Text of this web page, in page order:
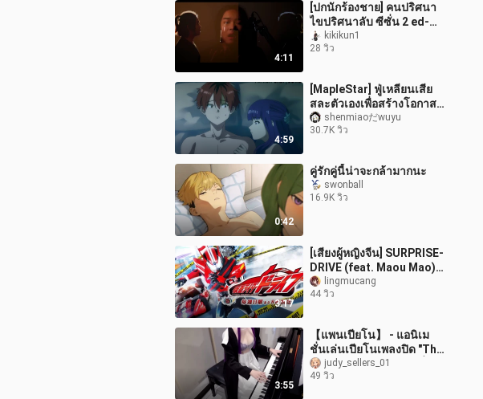
4:11
[ปกนักร้องชาย] คนปริศนา
ไขปริศนาลับ ซีซั่น 2 ed-
Kalafina- hui くkong の
に は
kikikun1
28 วิว
4:59
[MapleStar] ฟู่เหลียนเสีย
สละตัวเองเพื่อสร้างโอกาส
ให้กับเฟยหลุนและซิวเป่า
จริง ๆ เหรอ?
shenmiaoだwuyu
30.7K วิว
0:42
คู่รักคู่นี้น่าจะกล้ามากนะ
swonball
16.9K วิว
3:17
[เสียงผู้หญิงจีน] SURPRISE-
DRIVE (feat. Maou Mao)
[เพลงประกอบการขับ
Kamen Rider]
lingmucang
44 วิว
3:55
【แพนเปียโน】 - แอนิเม
ชั่นเล่นเปียโนเพลงปิด "The
Burial of Florian" [ทุกที่ทุก
เวลา]
judy_sellers_01
49 วิว